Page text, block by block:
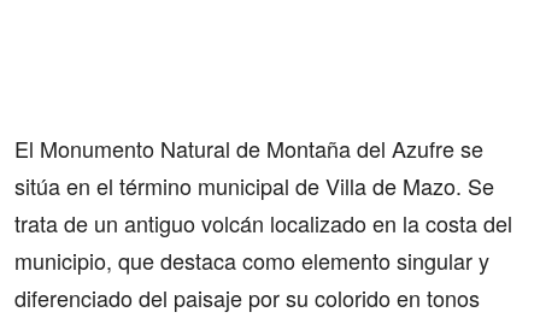
El Monumento Natural de Montaña del Azufre se
sitúa en el término municipal de Villa de Mazo. Se
trata de un antiguo volcán localizado en la costa del
municipio, que destaca como elemento singular y
diferenciado del paisaje por su colorido en tonos